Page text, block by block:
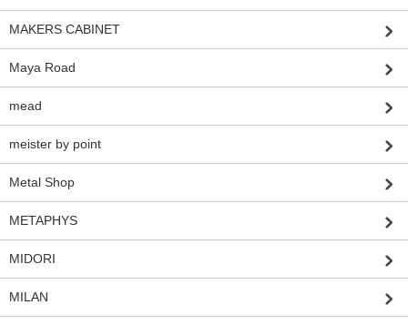
MAKERS CABINET
Maya Road
mead
meister by point
Metal Shop
METAPHYS
MIDORI
MILAN